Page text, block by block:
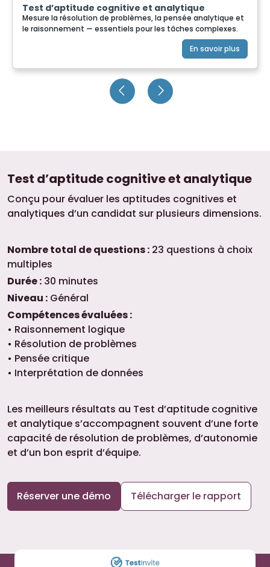
Test d’aptitude cognitive et analytique
Mesure la résolution de problèmes, la pensée analytique et
le raisonnement — essentiels pour les tâches complexes.
En savoir plus
Test d’aptitude cognitive et analytique
Conçu pour évaluer les aptitudes cognitives et
analytiques d’un candidat sur plusieurs dimensions.
Nombre total de questions : 23 questions à choix
multiples
Durée : 30 minutes
Niveau : Général
Compétences évaluées :
Raisonnement logique
Résolution de problèmes
Pensée critique
Interprétation de données
Les meilleurs résultats au Test d’aptitude cognitive
et analytique s’accompagnent souvent d’une forte
capacité de résolution de problèmes, d’autonomie
et d’un bon esprit d’équipe.
Réserver une démo Télécharger le rapport